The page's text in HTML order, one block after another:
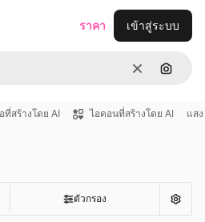
ชัดเจนค้นหา
ราคา เข้าสู่ระบบ
ที่สร้างโดย AI ไอคอนที่สร้างโดย AI แสง
ตัวกรอง